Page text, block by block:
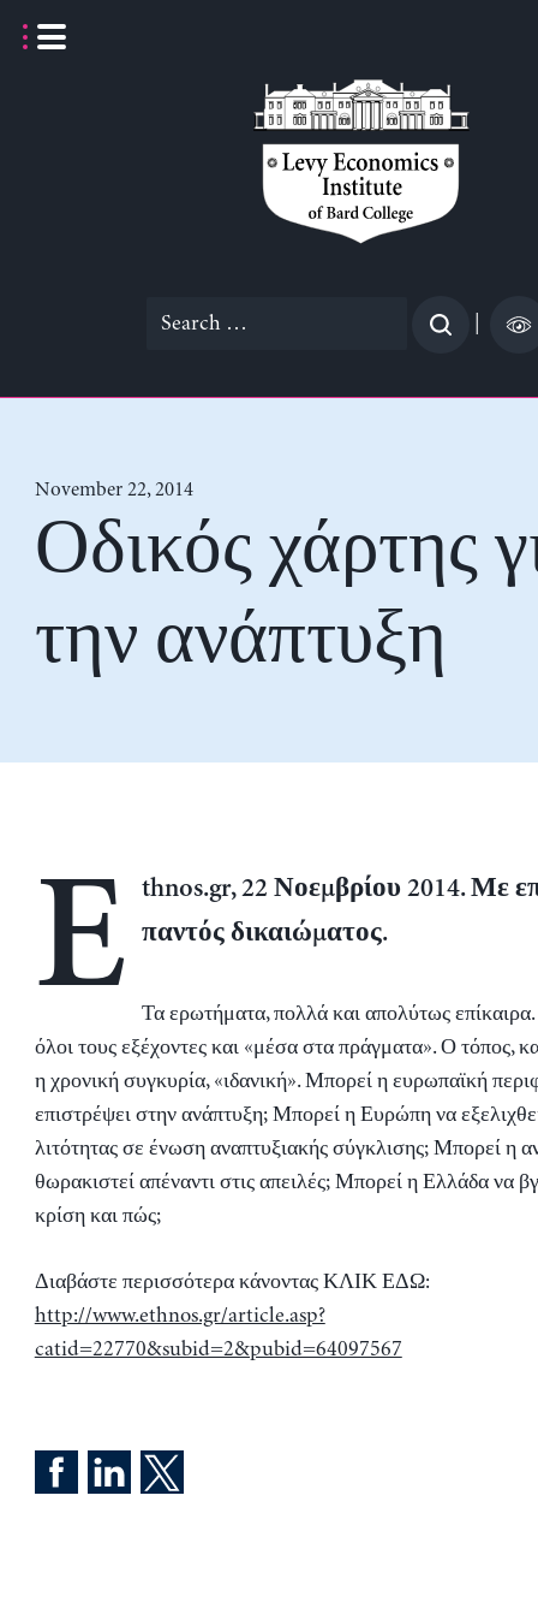
Search
November 22, 2014
Οδικός χάρτης
την ανάπτυξη
E
thnos.gr, 22 Νοεμβρίου 2014. Με
παντός δικαιώματος.
Τα ερωτήματα, πολλά και απολύτως επίκαιρα.
όλοι τους εξέχοντες και «μέσα στα πράγματα». Ο τόπος,
η χρονική συγκυρία, «ιδανική». Μπορεί η ευρωπαϊκή
επιστρέψει στην ανάπτυξη; Μπορεί η Ευρώπη να
λιτότητας σε ένωση αναπτυξιακής σύγκλισης; Μπορεί η
θωρακιστεί απέναντι στις απειλές; Μπορεί η Ελλάδα να
κρίση και πώς;
Διαβάστε περισσότερα κάνοντας ΚΛΙΚ ΕΔΩ:
http://www.ethnos.gr/article.asp?
catid=22770&subid=2&pubid=64097567